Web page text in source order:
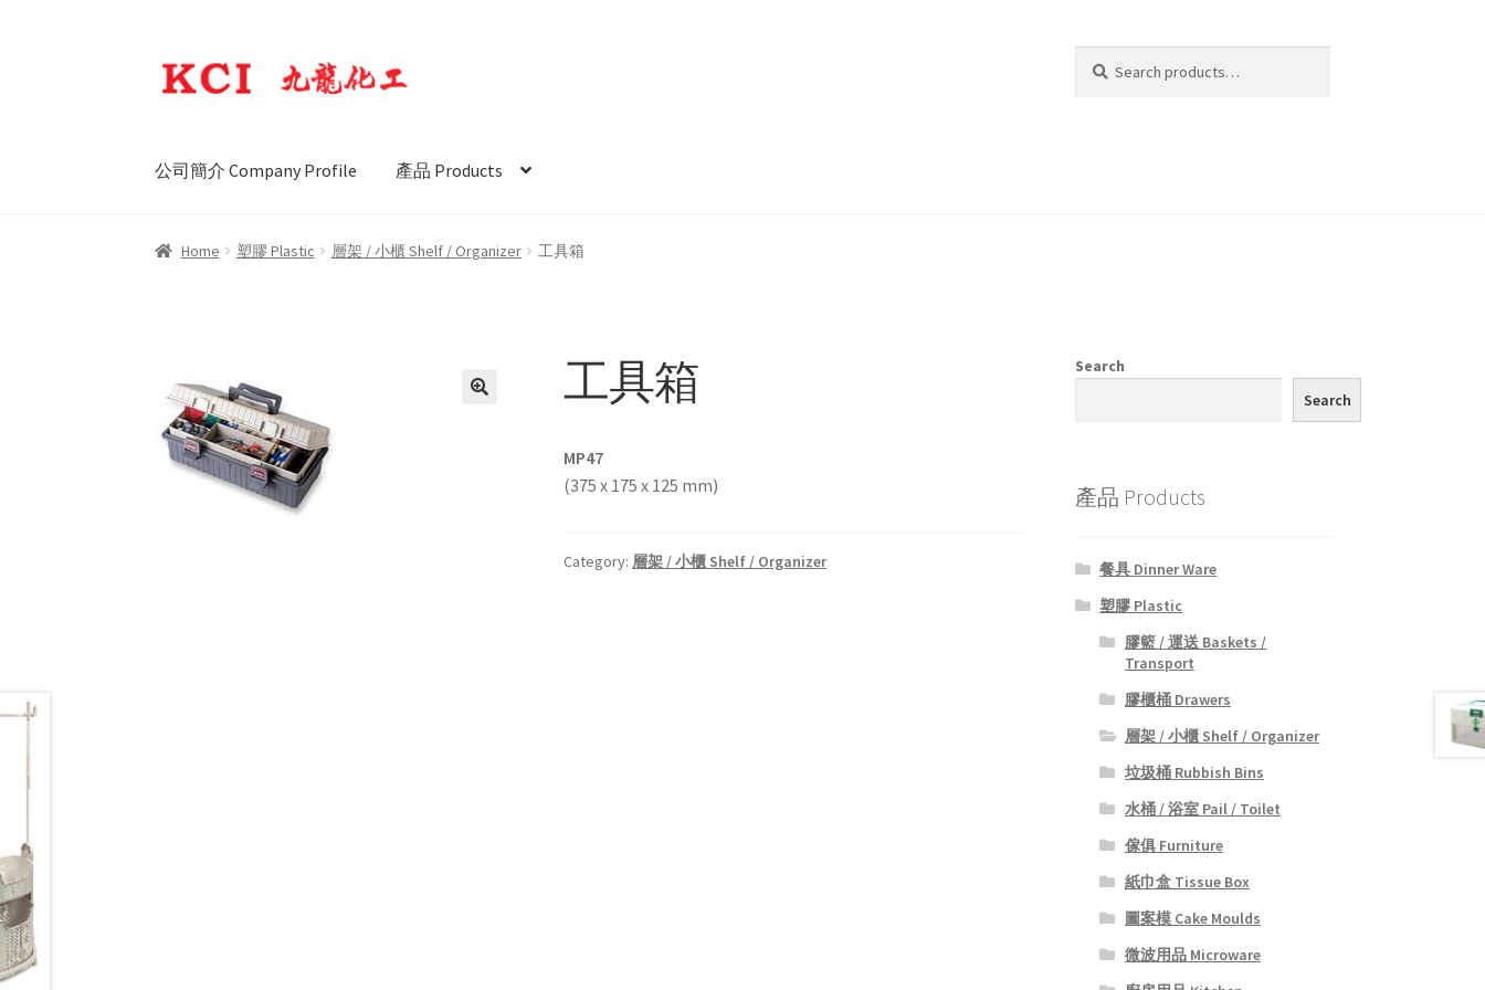
Skip
to
Skip
to
for:
公司簡介 Company Profile 產品 Products
Home 塑膠 Plastic 層架 / 小櫃 Shelf / Organizer 工具箱
工具箱
MP47
(375 x 175 x 125 mm)
Category: 層架 / 小櫃 Shelf / Organizer
Search
Search
產品 Products
餐具 Dinner Ware
塑膠 Plastic
膠籃 / 運送 Baskets /
Transport
膠櫃桶 Drawers
層架 / 小櫃 Shelf / Organizer
垃圾桶 Rubbish Bins
水桶 / 浴室 Pail / Toilet
傢俱 Furniture
紙巾盒 Tissue Box
圖案模 Cake Moulds
微波用品 Microware